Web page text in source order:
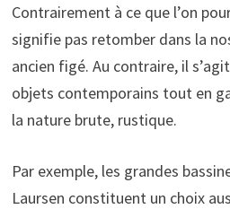
Contrairement à ce que l’on
signifie pas retomber dans la
ancien figé. Au contraire, il
objets contemporains tout en
la nature brute, rustique.
Par exemple, les grandes
Laursen constituent un choix